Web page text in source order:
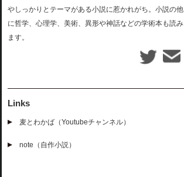
やしっかりとテーマがある小説に惹かれがち。小説の他
に哲学、心理学、美術、異形や神話などの学術本も読み
ます。
Links
麦とわかば（Youtubeチャンネル）
note（自作小説）